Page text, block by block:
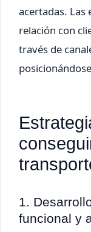
acertadas. Las
relación con
través de
1.
funcional y